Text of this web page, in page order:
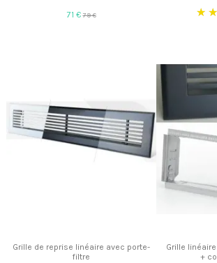
71 €79 €
Grille de reprise linéaire avec porte-
filtre
Grille
+